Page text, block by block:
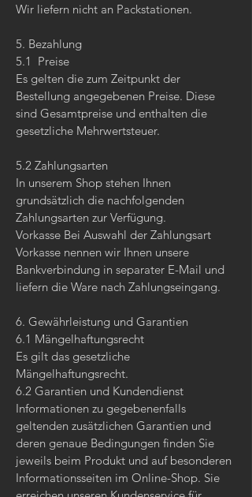
Wir liefern nicht an Packstationen.
5. Bezahlung
5.1 Preise
Es gelten die zum Zeitpunkt der
Bestellung angegebenen Preise. Diese
sind Gesamtpreise und enthalten die
gesetzliche Mehrwertsteuer.
5.2 Zahlungsarten
In unserem Shop stehen Ihnen
grundsätzlich die nachfolgenden
Zahlungsarten zur Verfügung.
Vorkasse Bei Auswahl der Zahlungsart
Vorkasse nennen wir Ihnen unsere
Bankverbindung in separater E-Mail und
liefern die Ware nach Zahlungseingang.
6. Gewährleistung und Garantien​​​​​​​
6.1 Mängelhaftungsrecht
Es gilt das gesetzliche
Mängelhaftungsrecht.
6.2 Garantien und Kundendienst
Informationen zu gegebenenfalls
geltenden zusätzlichen Garantien und
deren genaue Bedingungen finden Sie
jeweils beim Produkt und auf besonderen
Informationsseiten im Online-Shop. Sie